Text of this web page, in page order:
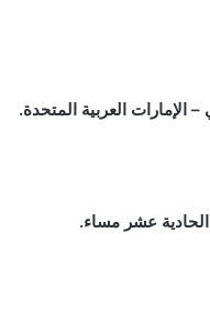
عشر مساء.